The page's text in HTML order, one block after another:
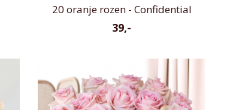
20 oranje rozen - Confidential
39,-